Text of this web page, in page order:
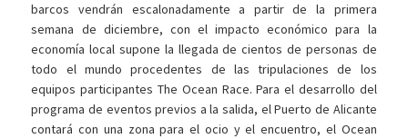
barcos vendrán escalonadamente a partir de la primera
semana de diciembre, con el impacto económico para la
economía local supone la llegada de cientos de personas de
todo el mundo procedentes de las tripulaciones de los
equipos participantes The Ocean Race. Para el desarrollo del
programa de eventos previos a la salida, el Puerto de Alicante
contará con una zona para el ocio y el encuentro, el Ocean